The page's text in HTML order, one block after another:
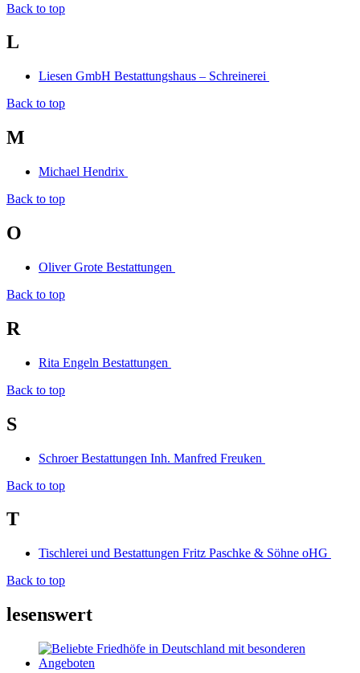
Back to top
L
Liesen GmbH Bestattungshaus – Schreinerei
Back to top
M
Michael Hendrix
Back to top
O
Oliver Grote Bestattungen
Back to top
R
Rita Engeln Bestattungen
Back to top
S
Schroer Bestattungen Inh. Manfred Freuken
Back to top
T
Tischlerei und Bestattungen Fritz Paschke & Söhne oHG
Back to top
lesenswert